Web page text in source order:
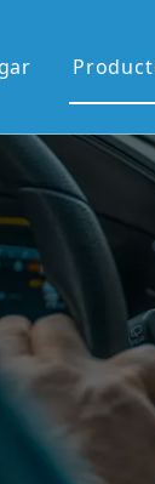
9'/